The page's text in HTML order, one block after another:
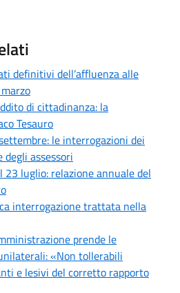
definitivi dell’affluenza alle
di cittadinanza: la
Tesauro
le interrogazioni dei
assessori
23 luglio: relazione annuale del
interrogazione trattata nella
prende le
«Non tollerabili
e lesivi del corretto rapporto